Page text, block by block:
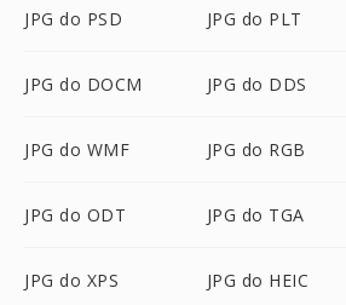
JPG do PSD JPG do PLT
JPG do DOCM JPG do DDS
JPG do WMF JPG do RGB
JPG do ODT JPG do TGA
JPG do XPS JPG do HEIC